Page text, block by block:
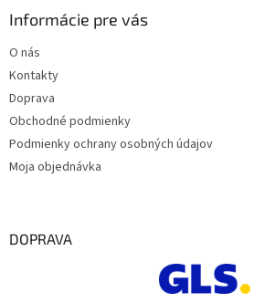
Informácie pre vás
O nás
Kontakty
Doprava
Obchodné podmienky
Podmienky ochrany osobných údajov
Moja objednávka
DOPRAVA